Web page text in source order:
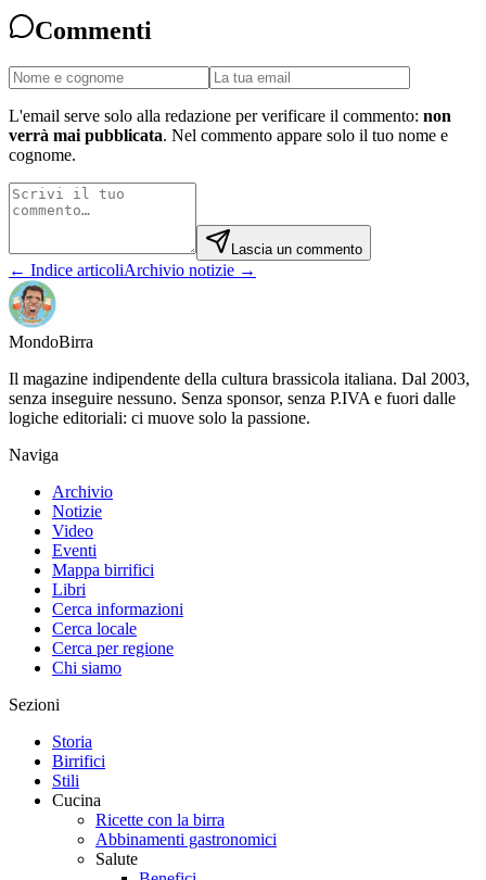
Commenti
L'email serve solo alla redazione per verificare il commento: non
verrà mai pubblicata. Nel commento appare solo il tuo nome e
cognome.
Lascia un commento
← Indice articoliArchivio notizie →
MondoBirra
Il magazine indipendente della cultura brassicola italiana. Dal 2003,
senza inseguire nessuno. Senza sponsor, senza P.IVA e fuori dalle
logiche editoriali: ci muove solo la passione.
Naviga
Archivio
Notizie
Video
Eventi
Mappa birrifici
Libri
Cerca informazioni
Cerca locale
Cerca per regione
Chi siamo
Sezioni
Storia
Birrifici
Stili
Cucina
Ricette con la birra
Abbinamenti gastronomici
Salute